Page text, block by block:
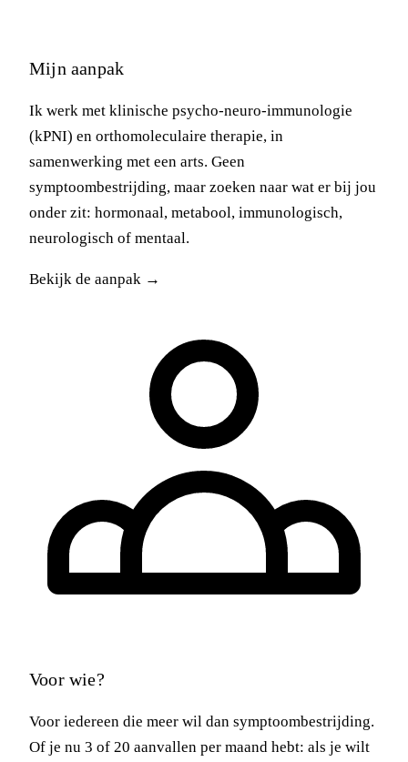
Mijn aanpak
Ik werk met klinische psycho-neuro-immunologie
(kPNI) en orthomoleculaire therapie, in
samenwerking met een arts. Geen
symptoombestrijding, maar zoeken naar wat er bij jou
onder zit: hormonaal, metabool, immunologisch,
neurologisch of mentaal.
Bekijk de aanpak →
Voor wie?
Voor iedereen die meer wil dan symptoombestrijding.
Of je nu 3 of 20 aanvallen per maand hebt: als je wilt